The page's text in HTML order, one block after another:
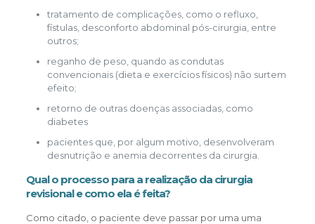
tratamento de complicações, como o refluxo,
fístulas, desconforto abdominal pós-cirurgia, entre
outros;
reganho de peso, quando as condutas
convencionais (dieta e exercícios físicos) não surtem
efeito;
retorno de outras doenças associadas, como
diabetes
pacientes que, por algum motivo, desenvolveram
desnutrição e anemia decorrentes da cirurgia.
Qual o processo para a realização da cirurgia
revisional e como ela é feita?
Como citado, o paciente deve passar por uma uma